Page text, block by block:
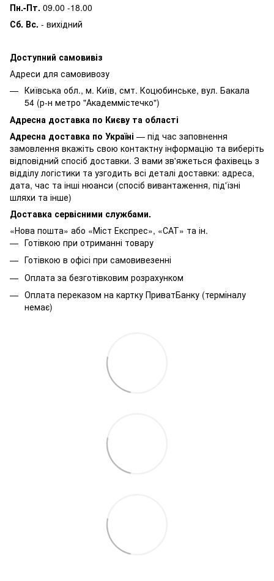
Пн.-Пт. 09.00 -18.00
Сб. Вс. - вихідний
Доступний самовивіз
Адреси для самовивозу
Київська обл., м. Київ, смт. Коцюбинське, вул. Бакала
54 (р-н метро "Академмістечко")
Адресна доставка по Києву та області
Адресна доставка по Україні — під час заповнення
замовлення вкажіть свою контактну інформацію та виберіть
відповідний спосіб доставки. З вами зв'яжеться фахівець з
відділу логістики та узгодить всі деталі доставки: адреса,
дата, час та інші нюанси (спосіб вивантаження, під'їзні
шляхи та інше)
Доставка сервісними службами.
«Нова пошта» або «Міст Експрес», «САТ» та ін.
Готівкою при отриманні товару
Готівкою в офісі при самовивезенні
Оплата за безготівковим розрахунком
Оплата переказом на картку ПриватБанку (терміналу
немає)